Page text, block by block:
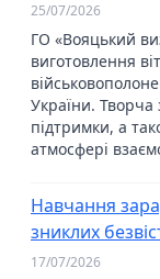
25/07/2026
ГО «Вояцький
виготовлення
України. Творча
підтримки, а
атмосфері
Навчання
зниклих
17/07/2026